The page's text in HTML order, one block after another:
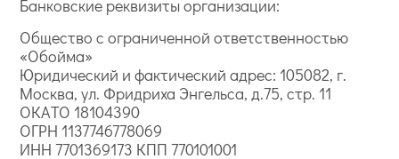
Банковские реквизиты организации:
Общество с ограниченной ответственностью
«Обойма»
Юридический и фактический адрес: 105082, г.
Москва, ул. Фридриха Энгельса, д.75, стр. 11
ОКАТО 18104390
ОГРН 1137746778069
ИНН 7701369173 КПП 770101001